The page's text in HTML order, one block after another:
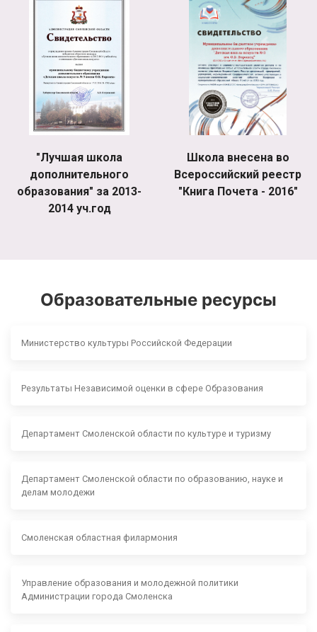
"Лучшая школа
дополнительного
образования" за 2013-
2014 уч.год
Школа внесена во
Всероссийский реестр
"Книга Почета - 2016"
Образовательные ресурсы
Министерство культуры Российской Федерации
Результаты Независимой оценки в сфере Образования
Департамент Смоленской области по культуре и туризму
Департамент Смоленской области по образованию, науке и
делам молодежи
Смоленская областная филармония
Управление образования и молодежной политики
Администрации города Смоленска